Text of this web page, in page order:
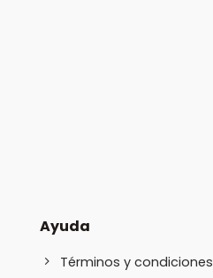
Ayuda
Términos y condiciones